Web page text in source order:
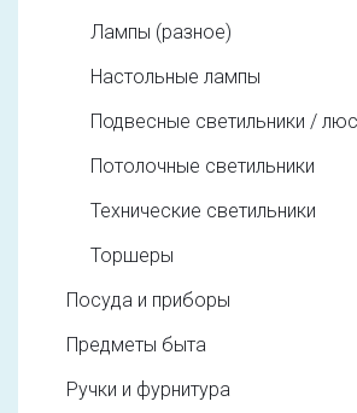
Лампы (разное)
Настольные лампы
Подвесные светильники /
Потолочные светильники
Технические светильники
Торшеры
Посуда и приборы
Предметы быта
Ручки и фурнитура